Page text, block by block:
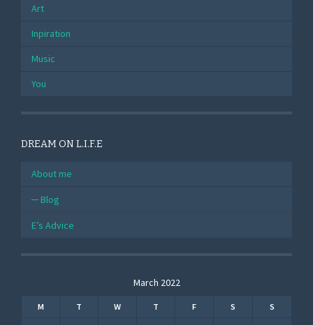
Art
Inpiration
Music
You
DREAM ON L.I.F.E
About me
Blog
E’s Advice
March 2022
M T W T F S S